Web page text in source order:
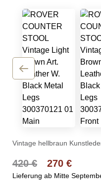
Vintage hellbraun
420€ 270 €
Lieferung ab Mitte